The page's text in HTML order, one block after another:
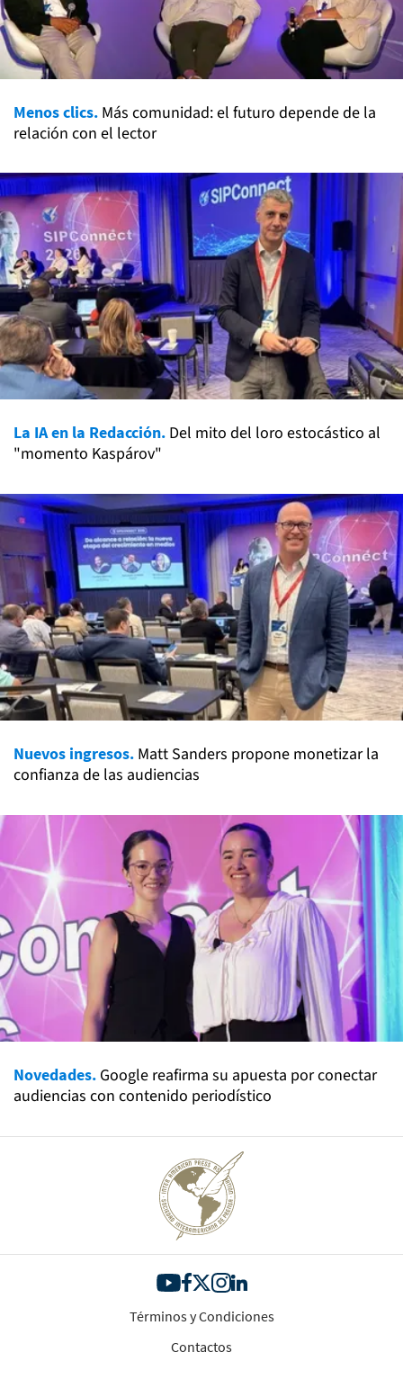
Menos clics. Más comunidad: el futuro depende de la
relación con el lector
La IA en la Redacción. Del mito del loro estocástico al
"momento Kaspárov"
Nuevos ingresos. Matt Sanders propone monetizar la
confianza de las audiencias
Novedades. Google reafirma su apuesta por conectar
audiencias con contenido periodístico
Términos y Condiciones
Contactos